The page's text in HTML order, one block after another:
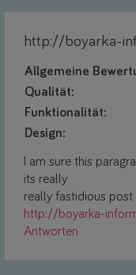
http://boyarka-
Allgemeine
Qualität:
Funktionalität:
Design:
I am sure this
its really
really fastidious
http://boyarka-
Antworten